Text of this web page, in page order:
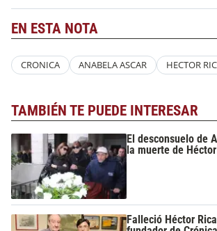
EN ESTA NOTA
CRONICA ANABELA ASCAR HECTOR
TAMBIÉN TE PUEDE INTERESAR
El desconsuelo de
la muerte de
Falleció Héctor